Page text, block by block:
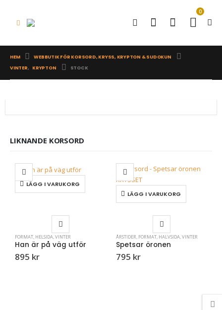
0
HEM
WEBBUTIK FÖR KORSORD, KRYSS, KRYPTON & SUDOKUN
VINTER, KRYPTON STOCK
LIKNANDE KORSORD
LÄGG I VARUKORG
FORMAT, HELSIDA,VINTER
Han är på väg utför
895 kr
LÄGG I VARUKORG
ÅRSTIDER, FORMAT, HALVSIDA,VINTER
Spetsar öronen
795 kr